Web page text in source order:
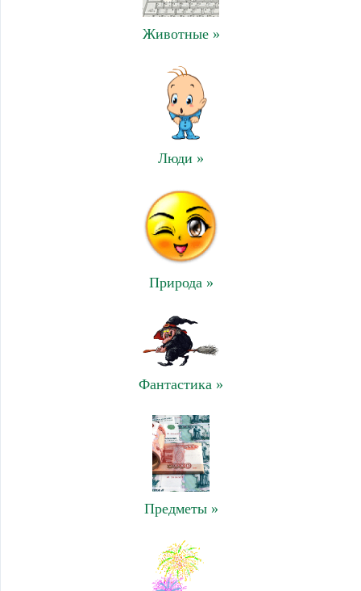
Животные »
Люди »
Природа »
Фантастика »
Предметы »